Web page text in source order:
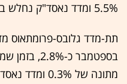
5.5% ומדד נאסד"ק נחלש ב-5.2%.
תת-מדד גלובס-פרומתאוס
בספטמבר כ-
מתונה של